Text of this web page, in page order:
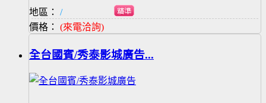
地區：
/
價格： (來電洽詢)
全台國賓/秀泰影城廣告...